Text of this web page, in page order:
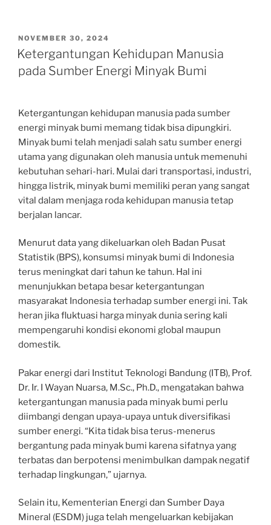
POSTED
ON
NOVEMBER 30, 2024
Ketergantungan Kehidupan Manusia
pada Sumber Energi Minyak Bumi
Ketergantungan kehidupan manusia pada sumber
energi minyak bumi memang tidak bisa dipungkiri.
Minyak bumi telah menjadi salah satu sumber energi
utama yang digunakan oleh manusia untuk memenuhi
kebutuhan sehari-hari. Mulai dari transportasi, industri,
hingga listrik, minyak bumi memiliki peran yang sangat
vital dalam menjaga roda kehidupan manusia tetap
berjalan lancar.
Menurut data yang dikeluarkan oleh Badan Pusat
Statistik (BPS), konsumsi minyak bumi di Indonesia
terus meningkat dari tahun ke tahun. Hal ini
menunjukkan betapa besar ketergantungan
masyarakat Indonesia terhadap sumber energi ini. Tak
heran jika fluktuasi harga minyak dunia sering kali
mempengaruhi kondisi ekonomi global maupun
domestik.
Pakar energi dari Institut Teknologi Bandung (ITB), Prof.
Dr. Ir. I Wayan Nuarsa, M.Sc., Ph.D., mengatakan bahwa
ketergantungan manusia pada minyak bumi perlu
diimbangi dengan upaya-upaya untuk diversifikasi
sumber energi. “Kita tidak bisa terus-menerus
bergantung pada minyak bumi karena sifatnya yang
terbatas dan berpotensi menimbulkan dampak negatif
terhadap lingkungan,” ujarnya.
Selain itu, Kementerian Energi dan Sumber Daya
Mineral (ESDM) juga telah mengeluarkan kebijakan